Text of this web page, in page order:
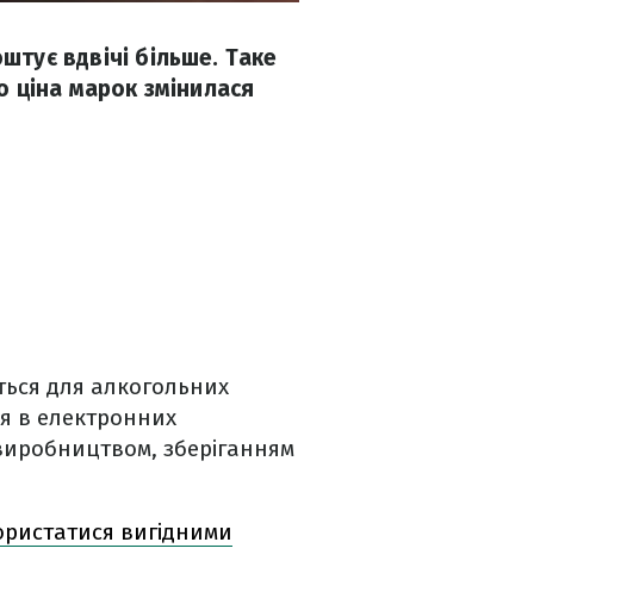
вдвічі більше. Таке
ціна марок змінилася
для алкогольних
в електронних
зберіганням
вигідними